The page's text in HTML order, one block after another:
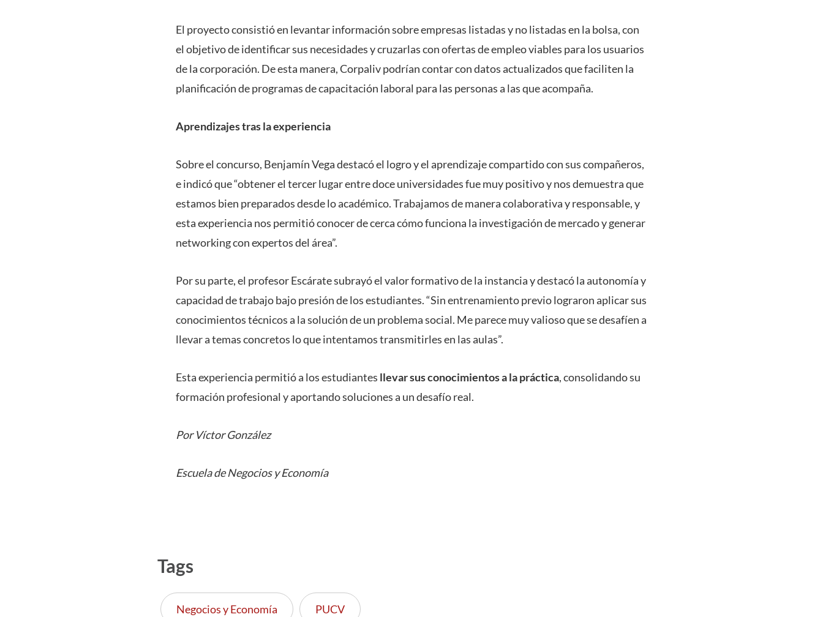
El proyecto consistió en levantar información sobre empresas listadas y no listadas en la bolsa, con
el objetivo de identificar sus necesidades y cruzarlas con ofertas de empleo viables para los usuarios
de la corporación. De esta manera, Corpaliv podrían contar con datos actualizados que faciliten la
planificación de programas de capacitación laboral para las personas a las que acompaña.
Aprendizajes tras la experiencia
Sobre el concurso, Benjamín Vega destacó el logro y el aprendizaje compartido con sus compañeros,
e indicó que “obtener el tercer lugar entre doce universidades fue muy positivo y nos demuestra que
estamos bien preparados desde lo académico. Trabajamos de manera colaborativa y responsable, y
esta experiencia nos permitió conocer de cerca cómo funciona la investigación de mercado y generar
networking con expertos del área”.
Por su parte, el profesor Escárate subrayó el valor formativo de la instancia y destacó la autonomía y
capacidad de trabajo bajo presión de los estudiantes. “Sin entrenamiento previo lograron aplicar sus
conocimientos técnicos a la solución de un problema social. Me parece muy valioso que se desafíen a
llevar a temas concretos lo que intentamos transmitirles en las aulas”.
Esta experiencia permitió a los estudiantes llevar sus conocimientos a la práctica, consolidando su
formación profesional y aportando soluciones a un desafío real.
Por Víctor González
Escuela de Negocios y Economía
Tags
Negocios y Economía PUCV